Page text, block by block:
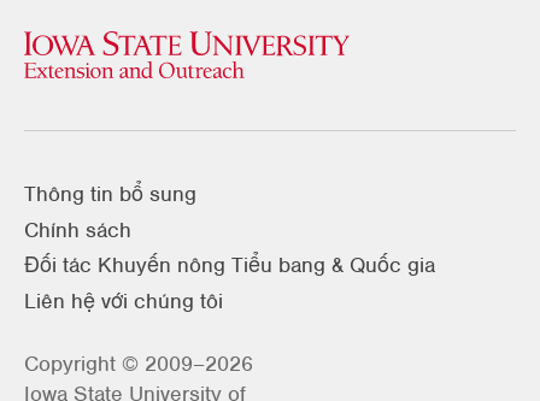
Thông tin bổ sung
Chính sách
Đối tác Khuyến nông Tiểu bang & Quốc gia
Liên hệ với chúng tôi
Copyright © 2009–2026
Iowa State University of